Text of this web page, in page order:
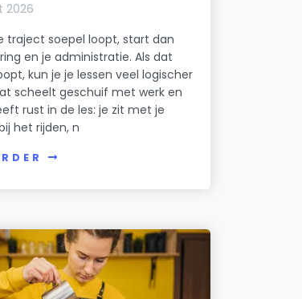
2026
traject soepel loopt, start dan
en je administratie. Als dat
kun je je lessen veel logischer
scheelt geschuif met werk en
rust in de les: je zit met je
het rijden, n